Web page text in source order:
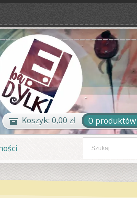
Koszyk: 0,00 zł 0 produktów